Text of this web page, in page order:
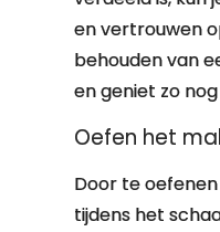
en vertrouwen
behouden van
en geniet zo
Oefen het
Door te
tijdens het